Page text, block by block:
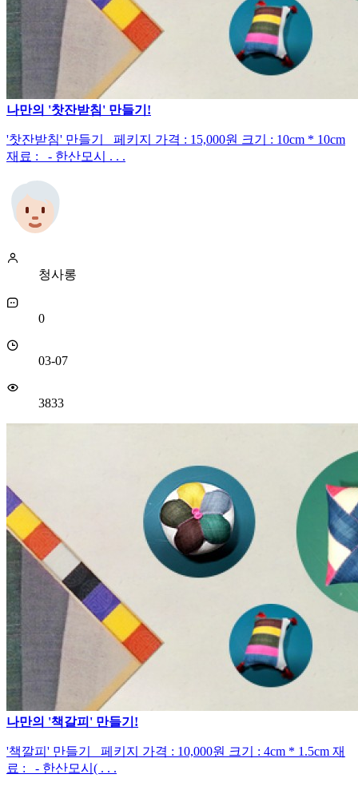
나만의 '찻잔받침' 만들기!
'찻잔받침' 만들기 페키지 가격 : 15,000원 크기 : 10cm * 10cm
재료 : - 한산모시 . . .
청사롱
0
03-07
3833
나만의 '책갈피' 만들기!
'책깔피' 만들기 페키지 가격 : 10,000원 크기 : 4cm * 1.5cm 재
료 : - 한산모시( . . .